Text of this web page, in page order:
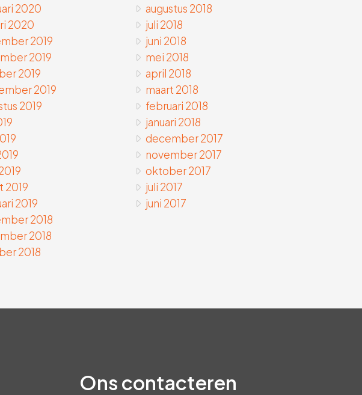
2020
2020
2019
2019
2019
2019
2019
2019
2019
2018
2018
2018
augustus 2018
juli 2018
juni 2018
mei 2018
april 2018
maart 2018
februari 2018
januari 2018
december 2017
november 2017
oktober 2017
juli 2017
juni 2017
Ons contacteren